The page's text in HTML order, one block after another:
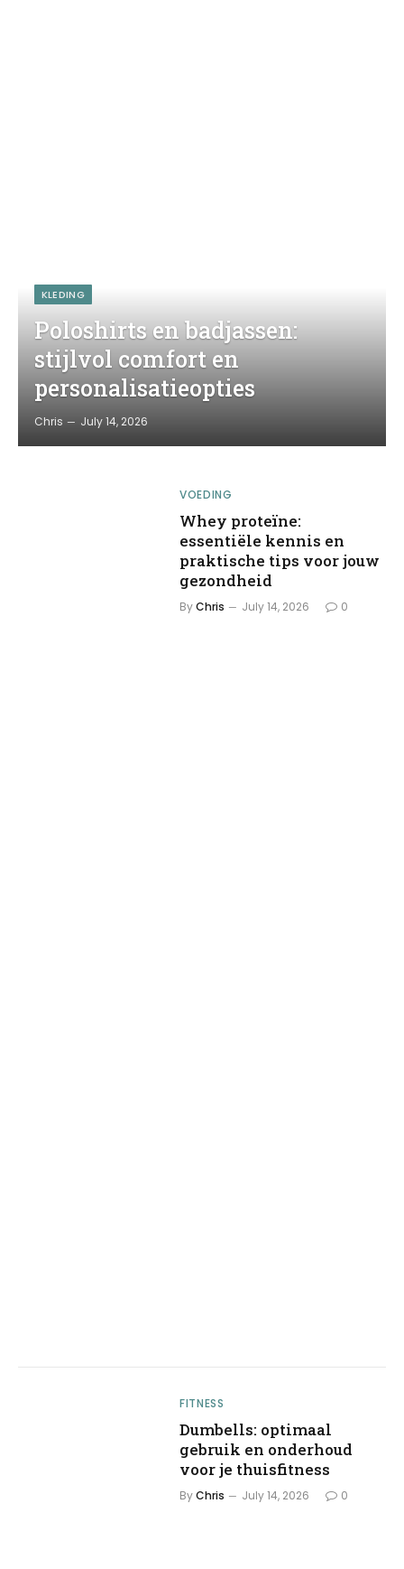
KLEDING
Poloshirts en badjassen:
stijlvol comfort en
personalisatieopties
Chris July 14, 2026
VOEDING
Whey proteïne:
essentiële kennis en
praktische tips voor jouw
gezondheid
ByChris July 14, 2026 0
FITNESS
Dumbells: optimaal
gebruik en onderhoud
voor je thuisfitness
ByChris July 14, 2026 0